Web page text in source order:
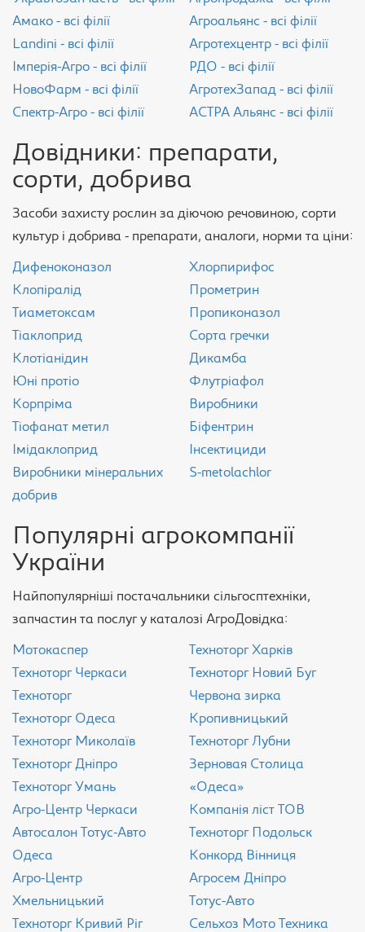
Амако - всі філії
Landini - всі філії
Імперія-Агро - всі філії
НовоФарм - всі філії
Спектр-Агро - всі філії
Агроальянс - всі філії
Агротехцентр - всі філії
РДО - всі філії
АгротехЗапад - всі філії
АСТРА Альянс - всі філії
Довідники: препарати,
сорти, добрива
Засоби захисту рослин за діючою речовиною, сорти
культур і добрива - препарати, аналоги, норми та ціни:
Дифеноконазол
Клопіралід
Тиаметоксам
Тіаклоприд
Клотіанідин
Юні протіо
Корпріма
Тіофанат метил
Імідаклоприд
Виробники мінеральних
добрив
Хлорпирифос
Прометрин
Пропиконазол
Сорта гречки
Дикамба
Флутріафол
Виробники
Біфентрин
Інсектициди
S-metolachlor
Популярні агрокомпанії
України
Найпопулярніші постачальники сільгосптехніки,
запчастин та послуг у каталозі АгроДовідка:
Мотокаспер
Техноторг Черкаси
Техноторг
Техноторг Одеса
Техноторг Миколаїв
Техноторг Дніпро
Техноторг Умань
Агро-Центр Черкаси
Aвтосалон Тотус-Авто
Одеса
Агро-Центр
Хмельницький
Техноторг Кривий Ріг
Техноторг Харків
Техноторг Новий Буг
Червона зирка
Кропивницький
Техноторг Лубни
Зерновая Столица
«Одеса»
Компанія ліст ТОВ
Техноторг Подольск
Конкорд Вінниця
Агросем Дніпро
Тотус-Авто
Сельхоз Мото Техника